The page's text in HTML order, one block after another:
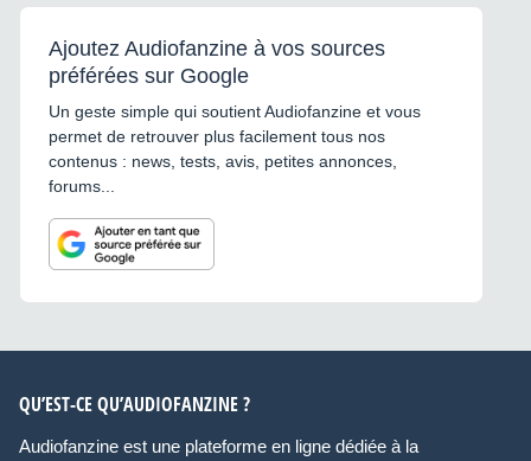
Ajoutez Audiofanzine à vos sources
préférées sur Google
Un geste simple qui soutient Audiofanzine et vous
permet de retrouver plus facilement tous nos
contenus : news, tests, avis, petites annonces,
forums...
QU’EST-CE QU’AUDIOFANZINE ?
Audiofanzine est une plateforme en ligne dédiée à la